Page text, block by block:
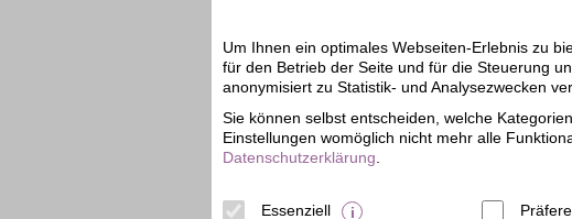
Um Ihnen ein optimales Webseiten-Erlebnis zu
für den Betrieb der Seite und für die Steuerung
anonymisiert zu Statistik- und Analysezwecken
Sie können selbst entscheiden, welche
Einstellungen womöglich nicht mehr alle
Datenschutzerklärung
Essenziell